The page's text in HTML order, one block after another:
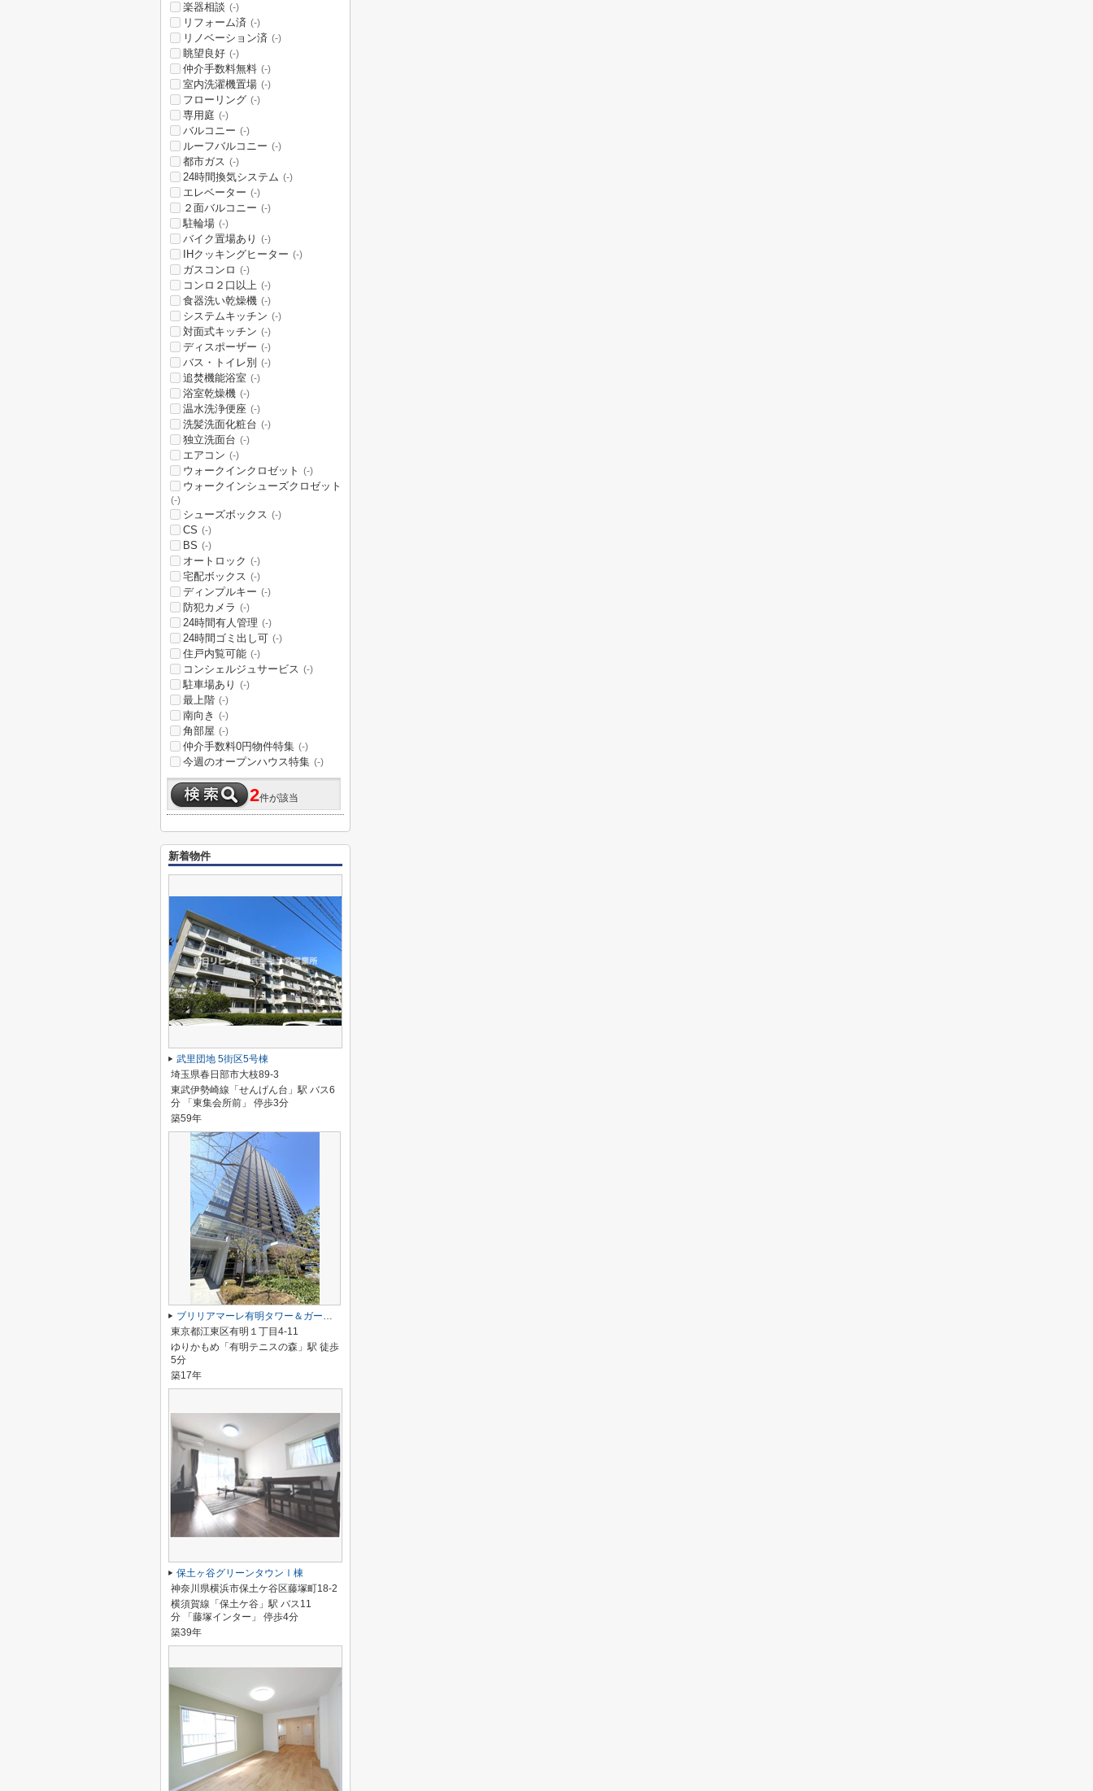
楽器相談 (-)
リフォーム済 (-)
リノベーション済 (-)
眺望良好 (-)
仲介手数料無料 (-)
室内洗濯機置場 (-)
フローリング (-)
専用庭 (-)
バルコニー (-)
ルーフバルコニー (-)
都市ガス (-)
24時間換気システム (-)
エレベーター (-)
２面バルコニー (-)
駐輪場 (-)
バイク置場あり (-)
IHクッキングヒーター (-)
ガスコンロ (-)
コンロ２口以上 (-)
食器洗い乾燥機 (-)
システムキッチン (-)
対面式キッチン (-)
ディスポーザー (-)
バス・トイレ別 (-)
追焚機能浴室 (-)
浴室乾燥機 (-)
温水洗浄便座 (-)
洗髪洗面化粧台 (-)
独立洗面台 (-)
エアコン (-)
ウォークインクロゼット (-)
ウォークインシューズクロゼット
(-)
シューズボックス (-)
CS (-)
BS (-)
オートロック (-)
宅配ボックス (-)
ディンプルキー (-)
防犯カメラ (-)
24時間有人管理 (-)
24時間ゴミ出し可 (-)
住戸内覧可能 (-)
コンシェルジュサービス (-)
駐車場あり (-)
最上階 (-)
南向き (-)
角部屋 (-)
仲介手数料0円物件特集 (-)
今週のオープンハウス特集 (-)
2件が該当
新着物件
武里団地 5街区5号棟
埼玉県春日部市大枝89-3
東武伊勢崎線「せんげん台」駅 バス6
分 「東集会所前」 停歩3分
築59年
ブリリアマーレ有明タワー＆ガーデン
東京都江東区有明１丁目4-11
ゆりかもめ「有明テニスの森」駅 徒歩
5分
築17年
保土ヶ谷グリーンタウンⅠ棟
神奈川県横浜市保土ケ谷区藤塚町18-2
横須賀線「保土ケ谷」駅 バス11
分 「藤塚インター」 停歩4分
築39年